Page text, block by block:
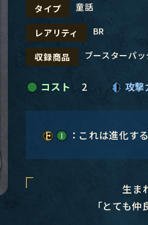
タイプ 童話
レアリティ BR
収録商品 ブースターパ
コスト 2 攻撃
：これは進化する
生ま
「とても